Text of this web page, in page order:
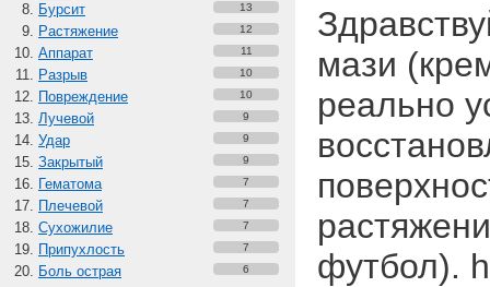
Бурсит 13
Растяжение 12
Аппарат 11
Разрыв 10
Повреждение 10
Лучевой 9
Удар 9
Закрытый 9
Гематома 7
Плечевой 7
Сухожилие 7
Припухлость 7
Боль острая 6
мази
реально
футбол).